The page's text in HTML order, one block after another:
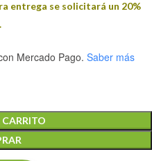
entrega se solicitará un 20%
Mercado Pago. Saber más